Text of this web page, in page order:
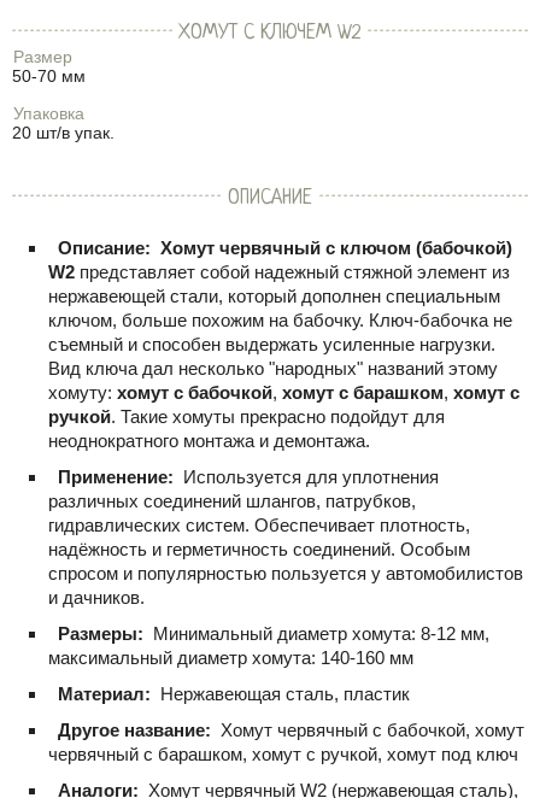
ХОМУТ С КЛЮЧЕМ W2
Размер
50-70 мм
Упаковка
20 шт/в упак.
ОПИСАНИЕ
Описание: Хомут червячный с ключом (бабочкой)
W2 представляет собой надежный стяжной элемент из
нержавеющей стали, который дополнен специальным
ключом, больше похожим на бабочку. Ключ-бабочка не
съемный и способен выдержать усиленные нагрузки.
Вид ключа дал несколько "народных" названий этому
хомуту: хомут с бабочкой, хомут с барашком, хомут с
ручкой. Такие хомуты прекрасно подойдут для
неоднократного монтажа и демонтажа.
Применение: Используется для уплотнения
различных соединений шлангов, патрубков,
гидравлических систем. Обеспечивает плотность,
надёжность и герметичность соединений. Особым
спросом и популярностью пользуется у автомобилистов
и дачников.
Размеры: Минимальный диаметр хомута: 8-12 мм,
максимальный диаметр хомута: 140-160 мм
Материал: Нержавеющая сталь, пластик
Другое название: Хомут червячный с бабочкой, хомут
червячный с барашком, хомут с ручкой, хомут под ключ
Аналоги: Хомут червячный W2 (нержавеющая сталь),